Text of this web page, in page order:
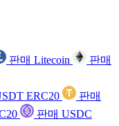
판매 Litecoin
판매
ERC20
판매
판매 USDC